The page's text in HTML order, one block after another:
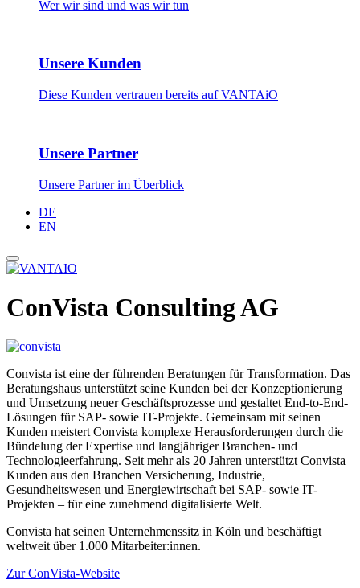
Wer wir sind und was wir tun
Unsere Kunden
Diese Kunden vertrauen bereits auf VANTAiO
Unsere Partner
Unsere Partner im Überblick
DE
EN
ConVista Consulting AG
Convista ist eine der führenden Beratungen für Transformation. Das
Beratungshaus unterstützt seine Kunden bei der Konzeptionierung
und Umsetzung neuer Geschäftsprozesse und gestaltet End-to-End-
Lösungen für SAP- sowie IT-Projekte. Gemeinsam mit seinen
Kunden meistert Convista komplexe Herausforderungen durch die
Bündelung der Expertise und langjähriger Branchen- und
Technologieerfahrung. Seit mehr als 20 Jahren unterstützt Convista
Kunden aus den Branchen Versicherung, Industrie,
Gesundheitswesen und Energiewirtschaft bei SAP- sowie IT-
Projekten – für eine zunehmend digitalisierte Welt.
Convista hat seinen Unternehmenssitz in Köln und beschäftigt
weltweit über 1.000 Mitarbeiter:innen.
Zur ConVista-Website